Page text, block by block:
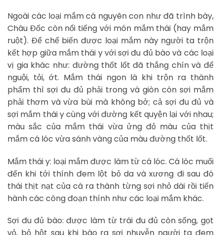
Ngoài các loại mắm cá nguyên con như đã trình bày,
Châu Đốc còn nổi tiếng với món mắm thái (hay mắm
ruột). Để chế biến được loại mắm này người ta trộn
kết hợp giữa mắm thái y với sợi đu đủ bào và các loại
vị gia khác như: đường thốt lốt đã thắng chín và để
nguội, tỏi, ớt. Mắm thái ngon là khi trộn ra thành
phẩm thì sợi đu đủ phải trong và giòn còn sợi mắm
phải thơm và vừa bùi mà không bở; cả sợi đu đủ và
sợi mắm thái y cùng với đường kết quyện lại với nhau;
màu sắc của mắm thái vừa ửng đỏ màu của thịt
mắm cá lóc vừa sánh vàng của màu đường thốt lốt.
Mắm thái y: loại mắm được làm từ cá lóc. Cá lóc muối
đến khi tới thính đem lột bỏ da và xương đi sau đó
thái thịt nạt của cá ra thành từng sợi nhỏ dài rồi tiến
hành các công đoạn thính như các loại mắm khác.
Sợi đu đủ bào: được làm từ trái đu đủ còn sống, gọt